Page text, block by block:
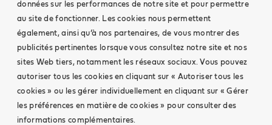
données sur les performances de notre site et pour permettre
au site de fonctionner. Les cookies nous permettent
également, ainsi qu’à nos partenaires, de vous montrer des
publicités pertinentes lorsque vous consultez notre site et nos
sites Web tiers, notamment les réseaux sociaux. Vous pouvez
autoriser tous les cookies en cliquant sur « Autoriser tous les
cookies » ou les gérer individuellement en cliquant sur « Gérer
les préférences en matière de cookies » pour consulter des
informations complémentaires.